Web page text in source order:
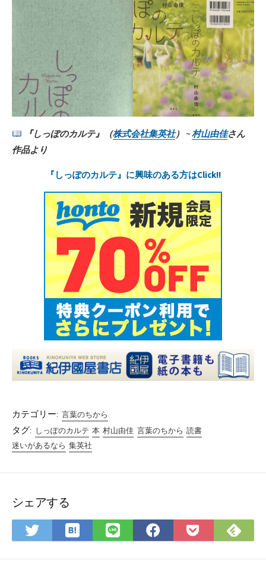
『しっぽのカルテ』（株式会社集英社） ~村山由佳さん
作品より
『しっぽのカルテ』に興味のある方はClick!!
カテゴリー: 言葉のちから
タグ: しっぽのカルテ 本 村山由佳 言葉のちから 読書
迷いがあるなら 集英社
シェアする
Twitter
で
は
て
LINE
で
Facebook
で
Pocket
に
で